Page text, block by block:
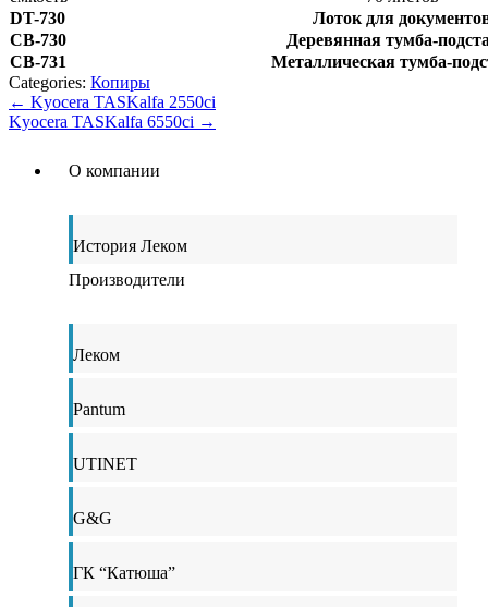
DT-730
Лоток для
CB-730
Деревянная тумба-
CB-731
Металлическая тумба-
Categories: Копиры
← Kyocera TASKalfa 2550ci
Kyocera TASKalfa 6550сi →
О компании
История Леком
Производители
Леком
Pantum
UTINET
G&G
ГК “Катюша”